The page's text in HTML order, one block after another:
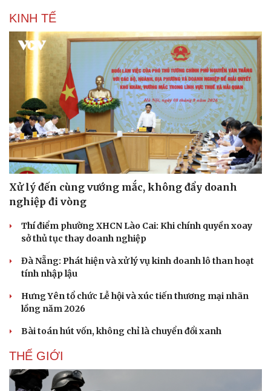
KINH TẾ
Xử lý đến cùng vướng mắc, không đẩy doanh
nghiệp đi vòng
Thí điểm phường XHCN Lào Cai: Khi chính quyền xoay
sở thủ tục thay doanh nghiệp
Đà Nẵng: Phát hiện và xử lý vụ kinh doanh lô than hoạt
tính nhập lậu
Hưng Yên tổ chức Lễ hội và xúc tiến thương mại nhãn
lồng năm 2026
Bài toán hút vốn, không chỉ là chuyển đổi xanh
THẾ GIỚI